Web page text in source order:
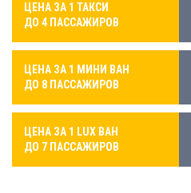
ЦЕНА ЗА 1 ТАКСИ
ДО 4 ПАССАЖИРОВ
ЦЕНА ЗА 1 МИНИ ВАН
ДО 8 ПАССАЖИРОВ
ЦЕНА ЗА 1 LUX ВАН
ДО 7 ПАССАЖИРОВ